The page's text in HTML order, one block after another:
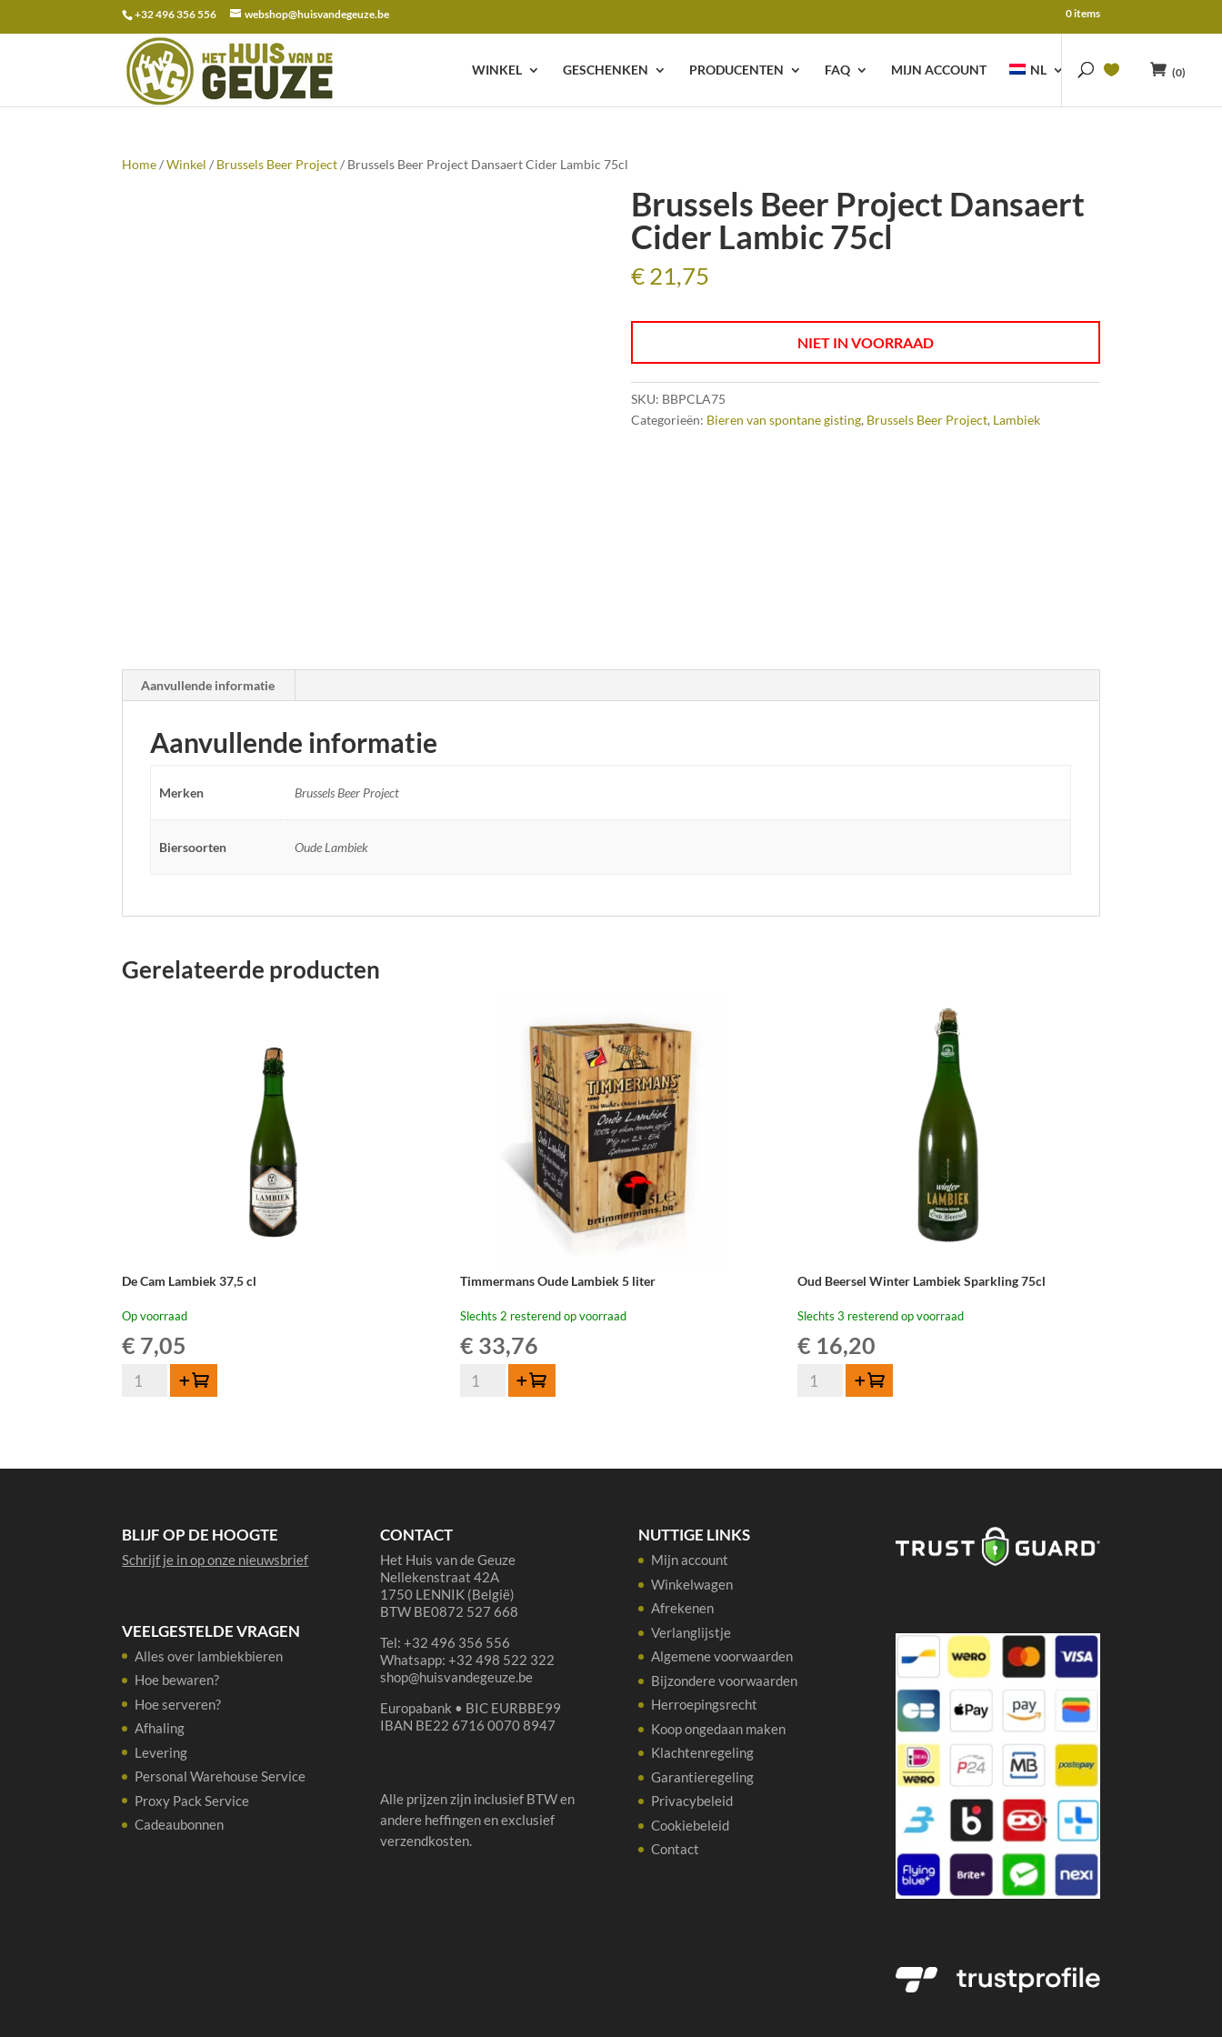
+32 496 356 556 webshop@huisvandegeuze.be 0 items
WINKEL GESCHENKEN PRODUCENTEN FAQ MIJN ACCOUNT NL (0)
Zoeken
naar:
Home/Winkel / Brussels Beer Project/ Brussels Beer Project Dansaert Cider Lambic 75cl
Brussels Beer Project Dansaert
Cider Lambic 75cl
€21,75
NIET IN VOORRAAD
SKU: BBPCLA75
Categorieën: Bieren van spontane gisting, Brussels Beer Project, Lambiek
Aanvullende informatie
Aanvullende informatie
Merken Brussels Beer Project
Biersoorten Oude Lambiek
Gerelateerde producten
De Cam Lambiek 37,5 cl
Op voorraad
€ 7,05
De
Toevoegen
Timmermans Oude Lambiek 5 liter
Slechts 2 resterend op voorraad
€ 33,76
TimmermansToevoegen
Oud Beersel Winter Lambiek Sparkling 75cl
Slechts 3 resterend op voorraad
€ 16,20
Oud
Toevoegen
BLIJF OP DE HOOGTE
Schrijf je in op onze nieuwsbrief
VEELGESTELDE VRAGEN
Alles over lambiekbieren
Hoe bewaren?
Hoe serveren?
Afhaling
Levering
Personal Warehouse Service
Proxy Pack Service
Cadeaubonnen
CONTACT
Het Huis van de Geuze
Nellekenstraat 42A
1750 LENNIK (België)
BTW BE0872 527 668
Tel: +32 496 356 556
Whatsapp: +32 498 522 322
shop@huisvandegeuze.be
Europabank • BIC EURBBE99
IBAN BE22 6716 0070 8947
Alle prijzen zijn inclusief BTW en
andere heffingen en exclusief
verzendkosten.
NUTTIGE LINKS
Mijn account
Winkelwagen
Afrekenen
Verlanglijstje
Algemene voorwaarden
Bijzondere voorwaarden
Herroepingsrecht
Koop ongedaan maken
Klachtenregeling
Garantieregeling
Privacybeleid
Cookiebeleid
Contact